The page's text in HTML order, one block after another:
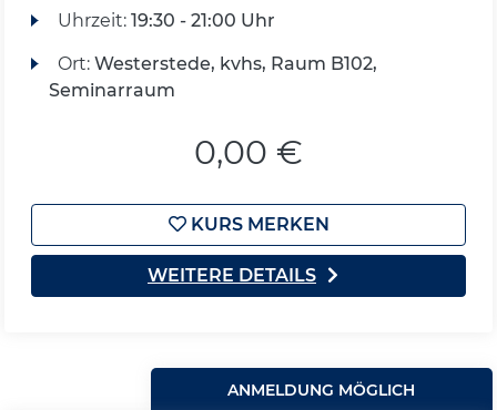
Uhrzeit: 19:30 - 21:00 Uhr
Ort: Westerstede, kvhs, Raum B102,
Seminarraum
0,00 €
KURS MERKEN
WEITERE DETAILS
ANMELDUNG MÖGLICH